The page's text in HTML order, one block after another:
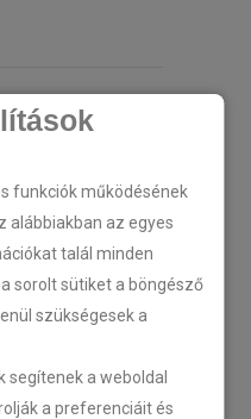
funkciók működésének
alábbiakban az egyes
talál minden
sorolt sütiket a böngésző
szükségesek a
a weboldal
a preferenciáit és
tempomat ISUZU
teherautókhoz
2006 –